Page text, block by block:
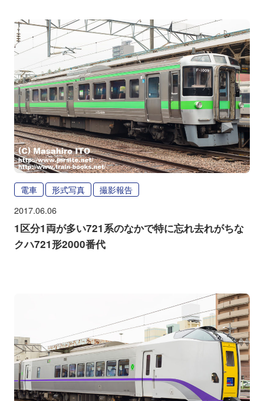
電車 形式写真 撮影報告
2017.06.06
1区分1両が多い721系のなかで特に忘れ去れがちな
クハ721形2000番代